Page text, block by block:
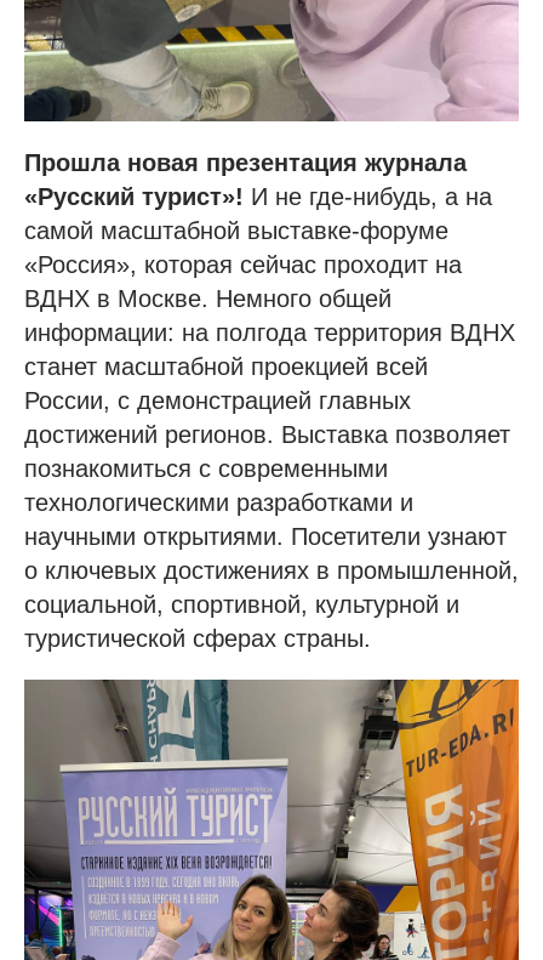
Прошла новая презентация журнала
«Русский турист»! И не где-нибудь, а на
самой масштабной выставке-форуме
«Россия», которая сейчас проходит на
ВДНХ в Москве. Немного общей
информации: на полгода территория ВДНХ
станет масштабной проекцией всей
России, с демонстрацией главных
достижений регионов. Выставка позволяет
познакомиться с современными
технологическими разработками и
научными открытиями. Посетители узнают
о ключевых достижениях в промышленной,
социальной, спортивной, культурной и
туристической сферах страны.